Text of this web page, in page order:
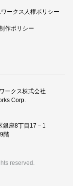
ークス人権ポリシー
作ポリシー
ークス株式会社
Corp.
銀座8丁目17－1
階
reserved.